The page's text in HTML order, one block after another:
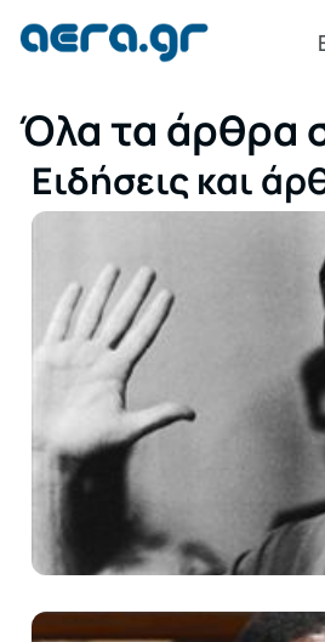
Όλα τα άρθρα
Ειδήσεις και